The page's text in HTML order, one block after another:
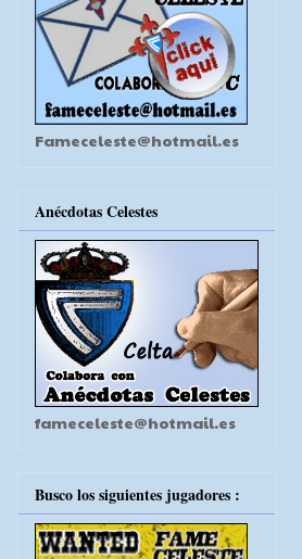
Fameceleste@hotmail.es
Anécdotas Celestes
fameceleste@hotmail.es
Busco los siguientes jugadores :